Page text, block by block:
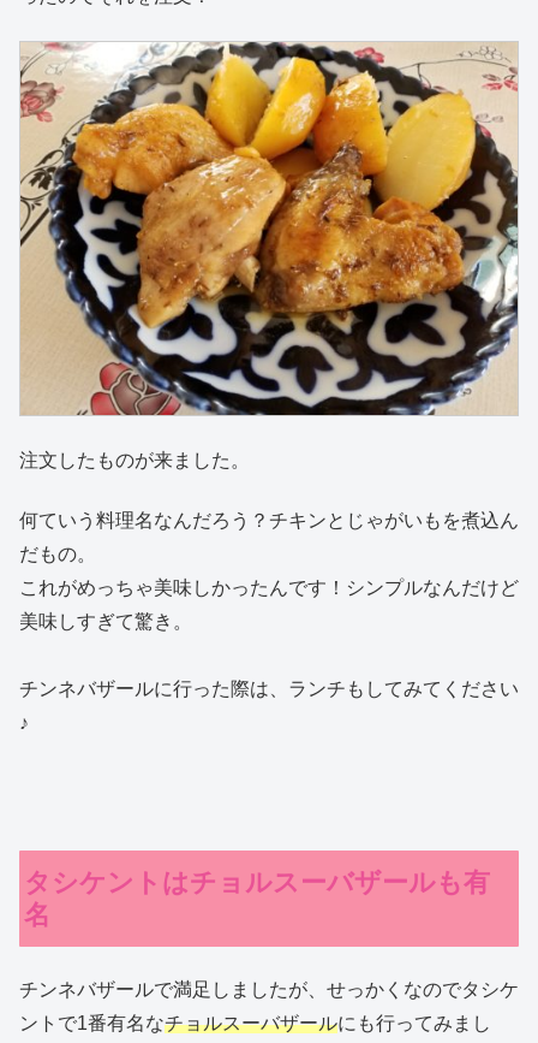
注文したものが来ました。
何ていう料理名なんだろう？チキンとじゃがいもを煮込ん
だもの。
これがめっちゃ美味しかったんです！シンプルなんだけど
美味しすぎて驚き。
チンネバザールに行った際は、ランチもしてみてください
♪
タシケントはチョルスーバザールも有
名
チンネバザールで満足しましたが、せっかくなのでタシケ
ントで1番有名なチョルスーバザールにも行ってみまし